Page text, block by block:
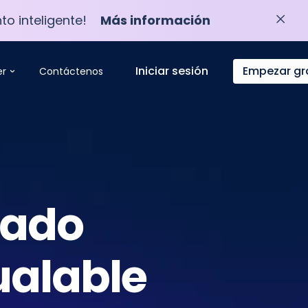
inteligente! Más información
Contáctenos Iniciar sesión Empezar